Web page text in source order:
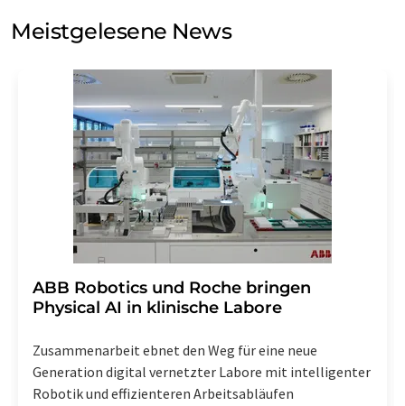
Meinungsforschung per E-Mail kontaktieren. Ihre
Einwilligung können Sie jederzeit ohne Angabe von
Str. 2, 12489 Berlin oder per E-Mail unter
widerruf@lumitos.commit Wirkung für die Zukunft
widerrufen. Zudem ist in jeder E-Mail ein Link zur
Abbestellung des entsprechenden Newsletters
enthalten.
Meistgelesene News
​​​​​​​ABB Robotics und Roche bringen
Physical AI in klinische Labore
Zusammenarbeit ebnet den Weg für eine neue
Generation digital vernetzter Labore mit intelligenter
Robotik und effizienteren Arbeitsabläufen